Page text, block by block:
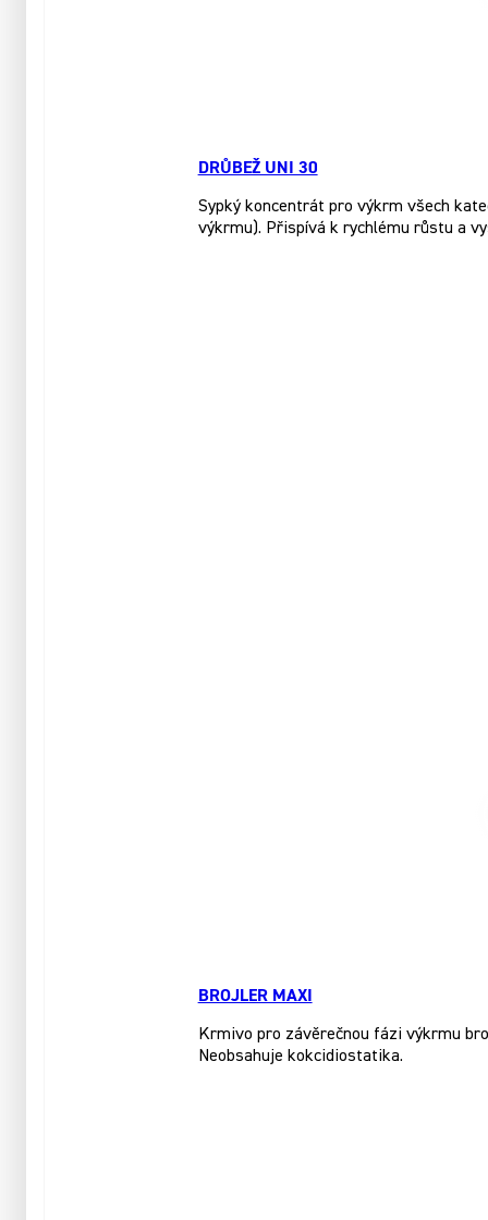
DRŮBEŽ UNI 30
Sypký koncentrát pro výkrm všech
výkrmu). Přispívá k rychlému růstu a
BROJLER MAXI
Krmivo pro závěrečnou fázi výkrmu
Neobsahuje kokcidiostatika.